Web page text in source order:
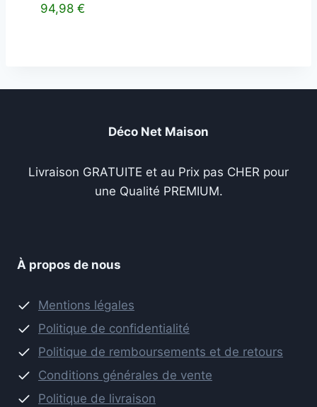
94,98 €
Déco Net Maison
Livraison GRATUITE et au Prix pas CHER pour
une Qualité PREMIUM.
À propos de nous
Mentions légales
Politique de confidentialité
Politique de remboursements et de retours
Conditions générales de vente
Politique de livraison